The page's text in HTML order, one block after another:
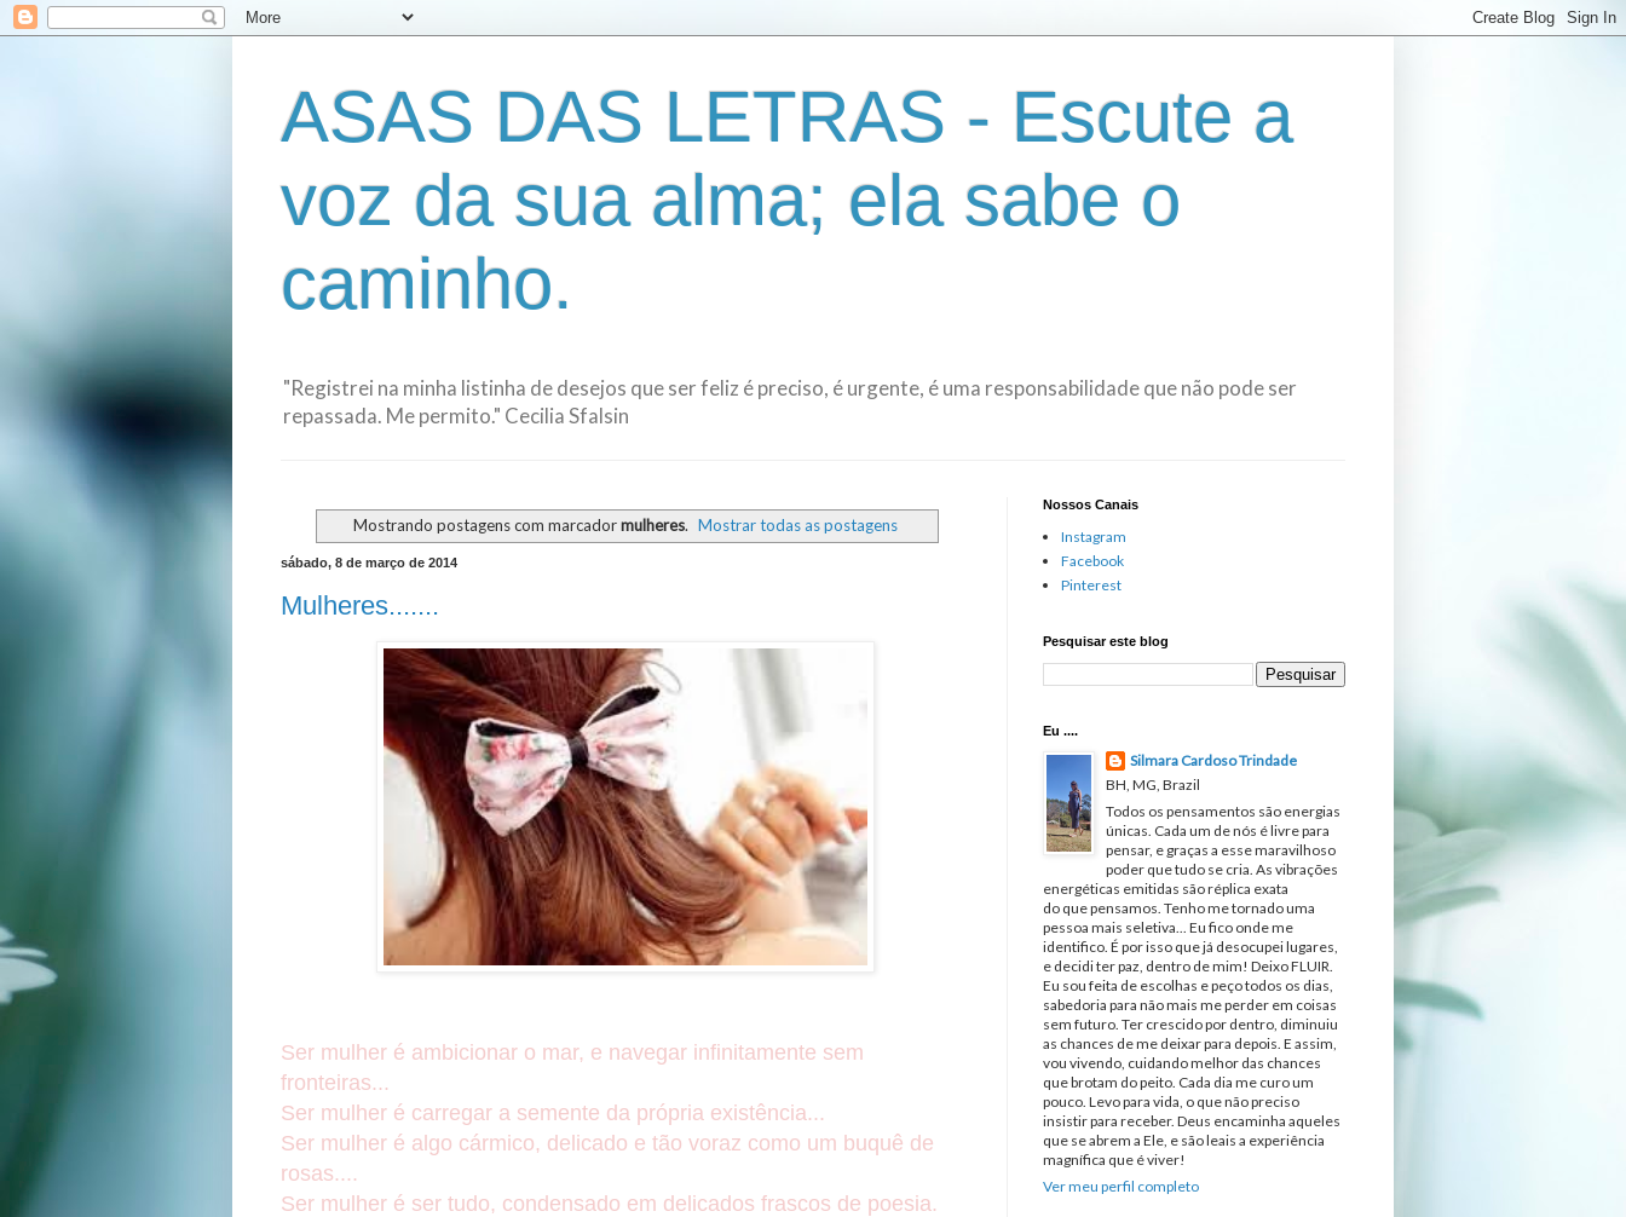
ASAS DAS LETRAS - Escute a
voz da sua alma; ela sabe o
caminho.
"Registrei na minha listinha de desejos que ser feliz é preciso, é urgente, é uma responsabilidade que não pode ser
repassada. Me permito." Cecilia Sfalsin
Mostrando postagens com marcadormulheres. Mostrar todas as postagens
sábado, 8 de março de 2014
Mulheres.......
Ser mulher é ambicionar o mar, e navegar infinitamente sem
fronteiras...
Ser mulher é carregar a semente da própria existência...
Ser mulher é algo cármico, delicado e tão voraz como um buquê de
rosas....
Ser mulher é ser tudo, condensado em delicados frascos de poesia.
Nossos Canais
Instagram
Facebook
Pinterest
Pesquisar este blog
Eu ....
Silmara Cardoso Trindade
BH, MG, Brazil
Todos os pensamentos são energias
únicas. Cada um de nós é livre para
pensar, e graças a esse maravilhoso
poder que tudo se cria. As vibrações
energéticas emitidas são réplica exata
do que pensamos. Tenho me tornado uma
pessoa mais seletiva... Eu fico onde me
identifico. É por isso que já desocupei lugares,
e decidi ter paz, dentro de mim! Deixo FLUIR.
Eu sou feita de escolhas e peço todos os dias,
sabedoria para não mais me perder em coisas
sem futuro. Ter crescido por dentro, diminuiu
as chances de me deixar para depois. E assim,
vou vivendo, cuidando melhor das chances
que brotam do peito. Cada dia me curo um
pouco. Levo para vida, o que não preciso
insistir para receber. Deus encaminha aqueles
que se abrem a Ele, e são leais a experiência
magnífica que é viver!
Ver meu perfil completo